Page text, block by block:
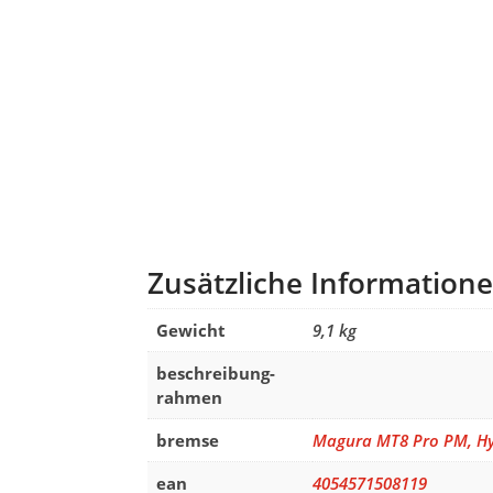
Zusätzliche
Gewicht
9,1 kg
beschreibung-
rahmen
bremse
Magura MT8 Pro PM,
ean
4054571508119